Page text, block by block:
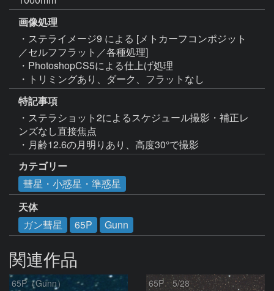
画像処理
・ステライメージ9 による [メトカーフコンポジット
／セルフフラット／各種処理]
・PhotoshopCS5による仕上げ処理
・トリミングあり、ダーク、フラットなし
特記事項
・ステラショット2によるスケジュール撮影・補正レ
ンズなし直接焦点
・月齢12.6の月明りあり、高度30°で撮影
カテゴリー
彗星・小惑星・準惑星
天体
ガン彗星
65P Gunn
関連作品
65P（Gunn） 65P 5/28